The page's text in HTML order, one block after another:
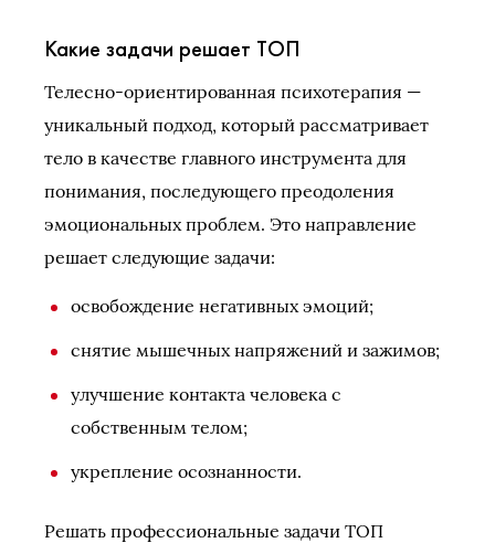
Какие задачи решает ТОП
Телесно-ориентированная психотерапия —
уникальный подход, который рассматривает
тело в качестве главного инструмента для
понимания, последующего преодоления
эмоциональных проблем. Это направление
решает следующие задачи:
освобождение негативных эмоций;
снятие мышечных напряжений и зажимов;
улучшение контакта человека с
собственным телом;
укрепление осознанности.
Решать профессиональные задачи ТОП